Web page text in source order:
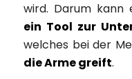
wird. Darum kann
ein Tool zur
welches bei der
die Arme greift.